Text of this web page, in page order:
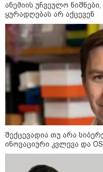
9
აგვისტო
დღის
ანემიის უჩვეულო
ყურადღებას არ აქცევენ
შექცევადია თუ არა
ინოვაციური კვლევა და